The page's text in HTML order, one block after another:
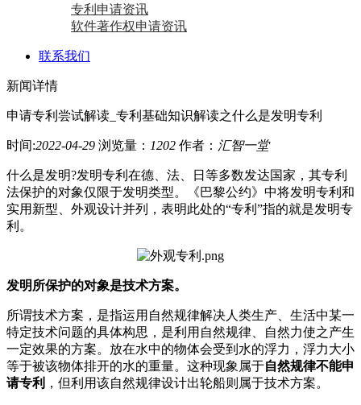
专利申请资讯
软件著作权申请资讯
联系我们
新闻详情
申请专利尝试解读_专利基础知识解读之什么是发明专利
时间:2022-04-29 浏览量： 1202 作者： 汇智一堂
什么是发明?发明专利在德、法、日等多数发达国家，其专利
法保护的对象仅限于发明类型。《巴黎公约》中将发明专利和
实用新型、外观设计并列，表明此处的“专利”指的就是发明专
利。
发明所保护的对象是技术方案。
所谓技术方案，是指运用自然规律解决人类生产、生活中某一
特定技术问题的具体构思，是利用自然规律、自然力使之产生
一定效果的方案。放在水中的物体会受到水的浮力，浮力大小
等于被该物体排开的水的重量。这种现象属于自然规律不能申
请专利 ，但利用该自然规律设计出轮船则属于技术方案。